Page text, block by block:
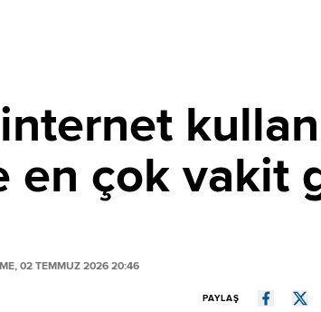
en çok vakit
02 TEMMUZ 2026 20:46
PAYLAŞ